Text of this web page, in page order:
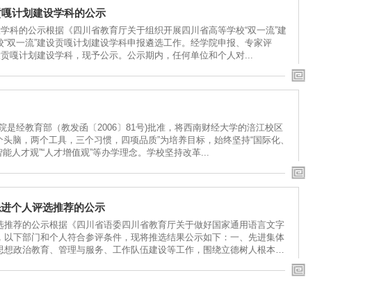
计划建设学科的公示
科的公示根据《四川省教育厅关于组织开展四川省高等学校“双一流”建
一流”建设贡嘎计划建设学科申报遴选工作。经学院申报、专家评
嘎计划建设学科，现予公示。公示期内，任何单位和个人对...
经教育部（教发函〔2006〕81号)批准，将西南财经大学的涪江校区
脑，两个工具，三个习惯，四项品质”为培养目标，始终坚持“国际化、
人才观”“人才增值观”等办学理念。学校坚持改革...
个人评选推荐的公示
荐的公示根据《四川省语委四川省教育厅关于做好国家通用语言文字
下部门和个人符合参评条件，现将推选结果公示如下：一、先进集体
政治教育、管理与服务、工作队伍建设等工作，围绕立德树人根本